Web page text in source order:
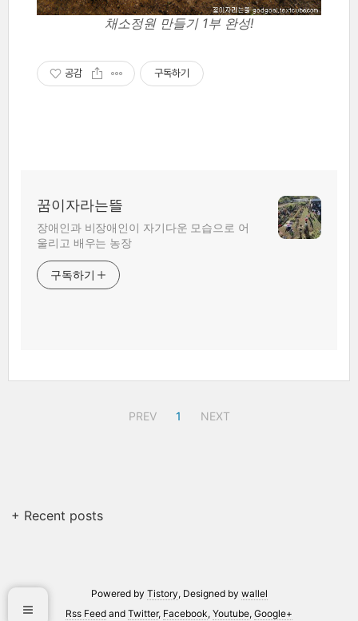
채소정원 만들기 1부 완성!
공감 구독하기
꿈이자라는뜰
장애인과 비장애인이 자기다운 모습으로 어
울리고 배우는 농장
구독하기
PREV 1 NEXT
+ Recent posts
Powered by Tistory, Designed by wallel
Rss Feed and Twitter, Facebook, Youtube, Google+